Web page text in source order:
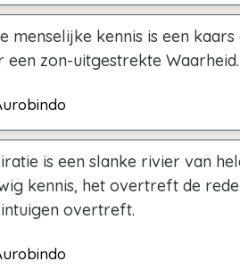
menselijke kennis is een
een zon-uitgestrekte Waarheid.
is een slanke rivier van
kennis, het overtreft de
overtreft.